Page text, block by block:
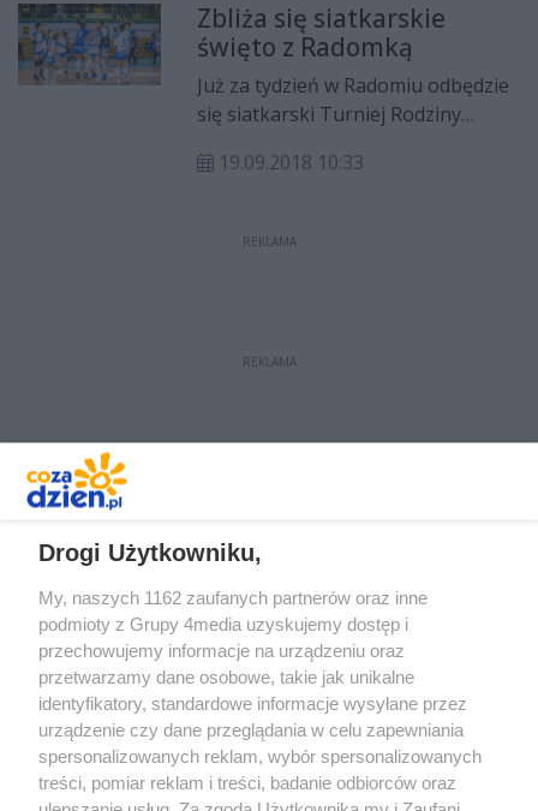
przedstawicieli obu ekip.
Zbliża się siatkarskie
święto z Radomką
Już za tydzień w Radomiu odbędzie
się siatkarski Turniej Rodziny
Radomia. E. Leclerc Radomka
znakomitych gości.
19.09.2018 10:33
REKLAMA
REKLAMA
Redakcja Reklama Prywatność
Praca Łódź
the:protocol
Drogi Użytkowniku,
My, naszych 1162 zaufanych partnerów oraz inne
podmioty z Grupy 4media uzyskujemy dostęp i
przechowujemy informacje na urządzeniu oraz
przetwarzamy dane osobowe, takie jak unikalne
identyfikatory, standardowe informacje wysyłane przez
urządzenie czy dane przeglądania w celu zapewniania
spersonalizowanych reklam, wybór spersonalizowanych
treści, pomiar reklam i treści, badanie odbiorców oraz